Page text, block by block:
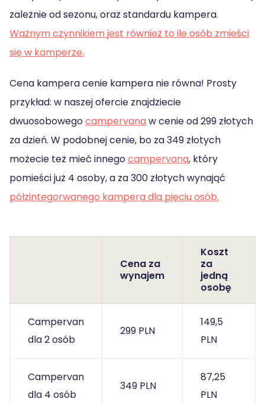
zależnie od sezonu, oraz standardu kampera.
Ważnym czynnikiem jest również to ile osób zmieści
się w kamperze.
Cena kampera cenie kampera nie równa! Prosty
przykład: w naszej ofercie znajdziecie
dwuosobowegocampervanaw cenie od 299 złotych
za dzień. W podobnej cenie, bo za 349 złotych
możecie też mieć innegocampervana, który
pomieści już 4 osoby, a za 300 złotych wynająć
półzintegorwanego kampera dla pięciu osób.
Cena za
wynajem
Koszt
za
jedną
osobę
Campervan
dla 2 osób
299 PLN
149,5
PLN
Campervan
dla 4 osób
349 PLN
87,25
PLN